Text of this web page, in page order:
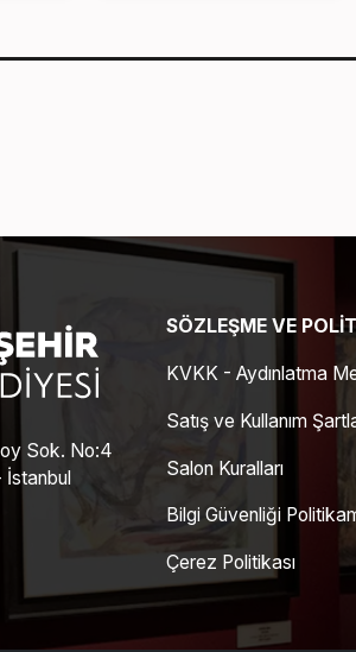
Sok. No:4
SÖZLEŞME VE
KVKK - Aydınlatma
Satış ve Kullanım
Salon Kuralları
Bilgi Güvenliği
Çerez Politikası